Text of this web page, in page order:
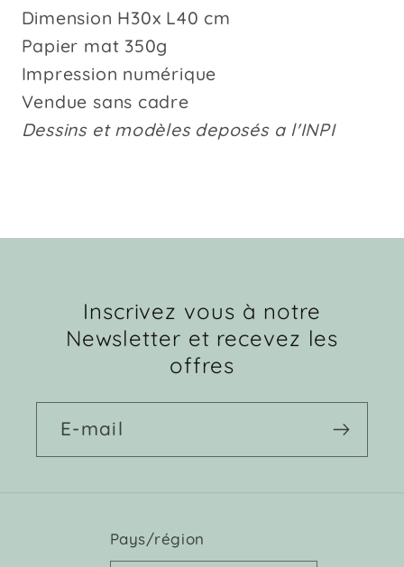
Dimension H30x L40 cm
Papier mat 350g
Impression numérique
Vendue sans cadre
Dessins et modèles deposés a l'INPI
Inscrivez vous à notre
Newsletter et recevez les
offres
E-mail
Pays/région